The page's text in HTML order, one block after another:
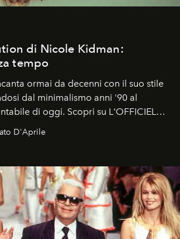
di Nicole Kidman:
tempo
ormai da decenni con il suo stile
dal minimalismo anni '90 al
di oggi. Scopri su L'OFFICIEL
D'Aprile